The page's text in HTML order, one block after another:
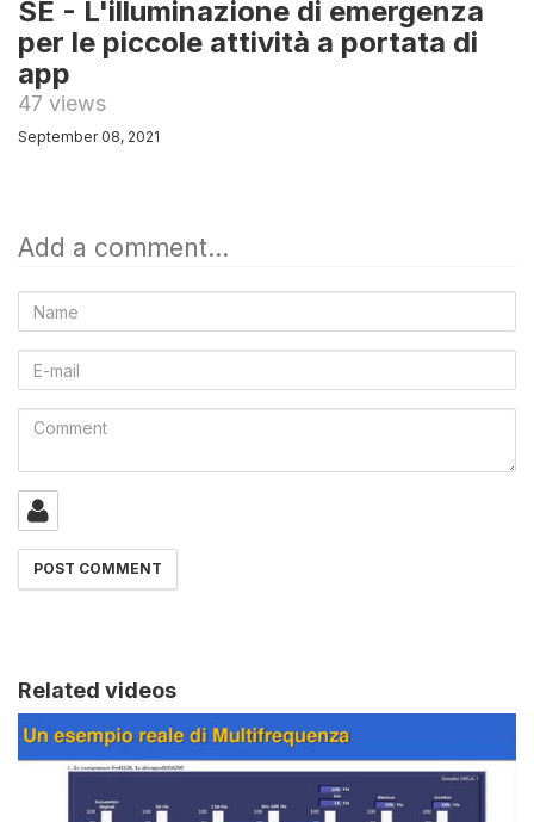
SE - L'illuminazione di emergenza
per le piccole attività a portata di
app
47 views
September 08, 2021
Add a comment...
Name
E-
mail
Comment
Related videos